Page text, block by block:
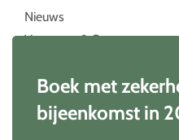
Nieuws
Vacatures & Stages
MVO & Partners
Catering
Boek met
bijeenkomst in